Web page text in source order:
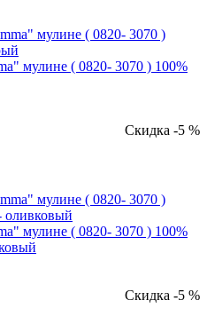
мулине ( 0820- 3070 ) 100%
Скидка -5 %
мулине ( 0820- 3070 ) 100%
Скидка -5 %